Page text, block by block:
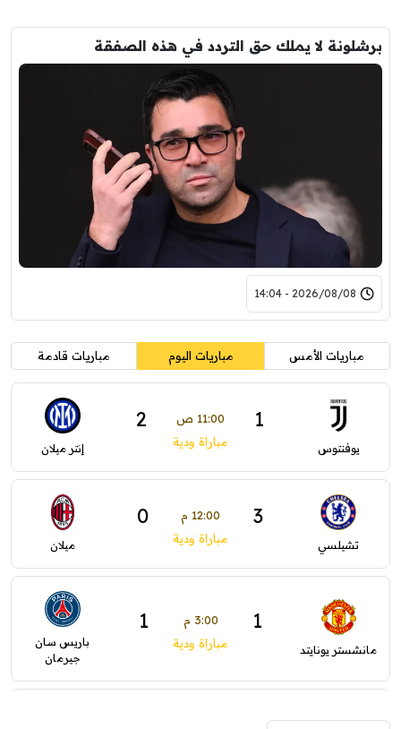
برشلونة لا يملك حق التردد في هذه الصفقة
2026/08/08 - 14:04
مباريات الأمس مباريات اليوم مباريات قادمة
يوفنتوس
1 11:00 ص 2
مباراة ودية إنتر ميلان
تشيلسي
3 12:00 م 0
مباراة ودية ميلان
مانشستر يونايتد
1 3:00 م 1
مباراة ودية
باريس سان
جيرمان